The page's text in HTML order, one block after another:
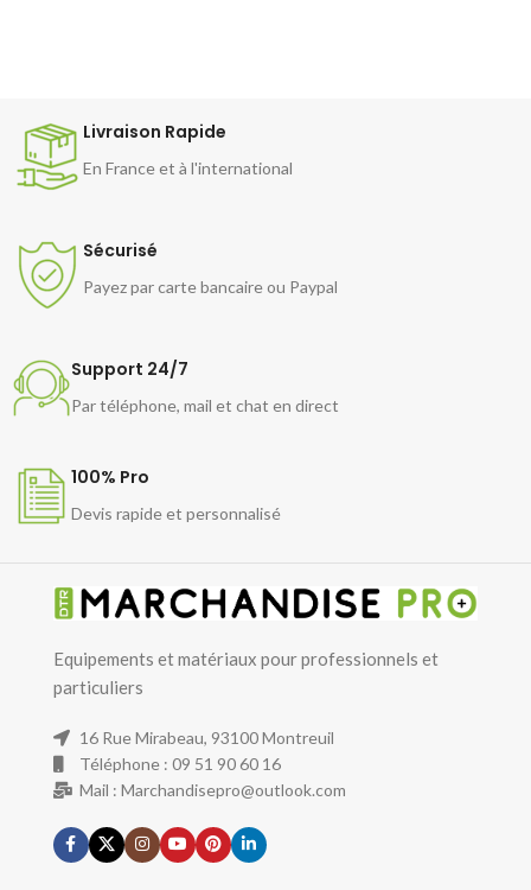
Livraison Rapide
En France et à l'international
Sécurisé
Payez par carte bancaire ou Paypal
Support 24/7
Par téléphone, mail et chat en direct
100% Pro
Devis rapide et personnalisé
Equipements et matériaux pour professionnels et
particuliers
16 Rue Mirabeau, 93100 Montreuil
Téléphone : 09 51 90 60 16
Mail : Marchandisepro@outlook.com